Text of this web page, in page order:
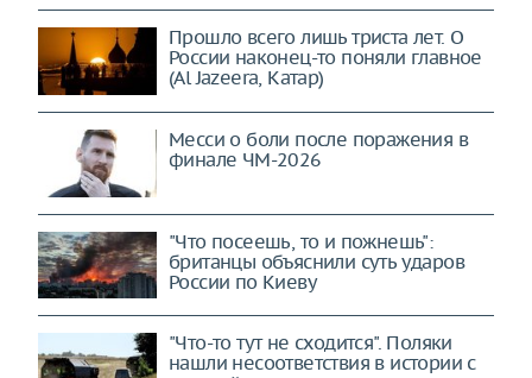
Прошло всего лишь триста лет. О
России наконец-то поняли главное
(Al Jazeera, Катар)
Месси о боли после поражения в
финале ЧМ-2026
"Что посеешь, то и пожнешь":
британцы объяснили суть ударов
России по Киеву
"Что-то тут не сходится". Поляки
нашли несоответствия в истории с